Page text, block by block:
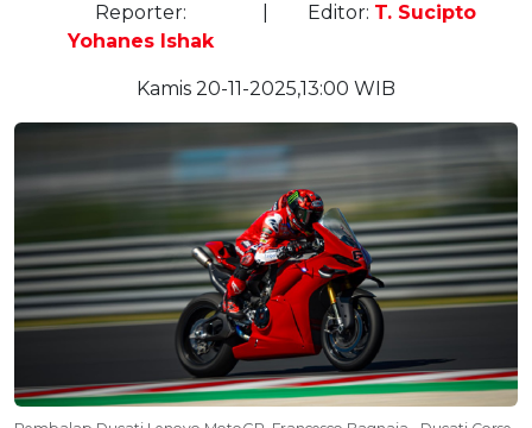
Reporter:
Yohanes Ishak
Editor: T. Sucipto
Kamis 20-11-2025,13:00 WIB